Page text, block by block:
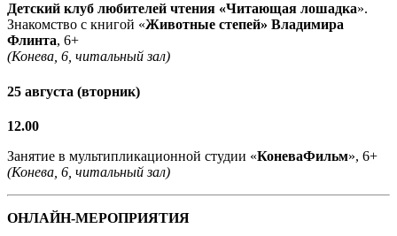
Детский клуб любителей чтения «Читающая лошадка».
Знакомство с книгой «Животные степей» Владимира
Флинта, 6+
(Конева, 6, читальный зал)
25 августа (вторник)
12.00
Занятие в мультипликационной студии «КоневаФильм», 6+
(Конева, 6, читальный зал)
ОНЛАЙН-МЕРОПРИЯТИЯ